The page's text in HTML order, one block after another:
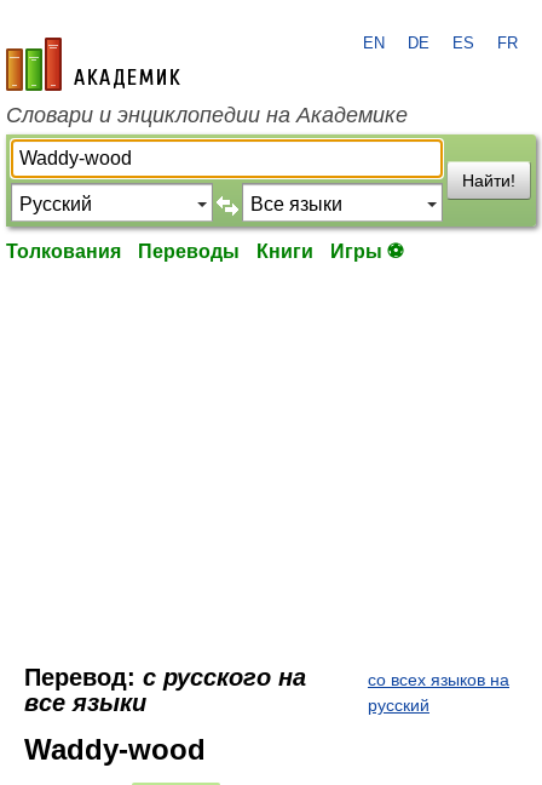
academic.ru
EN DE ES FR
Словари и энциклопедии на Академике
Найти!
Толкования Переводы Книги Игры ⚽
Перевод: с русского на
все языки
со всех языков на
русский
Waddy-wood